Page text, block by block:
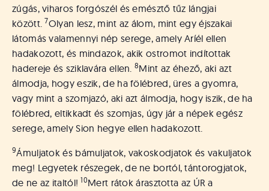
zúgás, viharos forgószél és emésztő tűz lángjai
között. 7Olyan lesz, mint az álom, mint egy éjszakai
látomás valamennyi nép serege, amely Aríél ellen
hadakozott, és mindazok, akik ostromot indítottak
hadereje és sziklavára ellen.8Mint az éhező, aki azt
álmodja, hogy eszik, de ha fölébred, üres a gyomra,
vagy mint a szomjazó, aki azt álmodja, hogy iszik, de ha
fölébred, eltikkadt és szomjas, úgy jár a népek egész
serege, amely Sion hegye ellen hadakozott.
9Ámuljatok és bámuljatok, vakoskodjatok és vakuljatok
meg! Legyetek részegek, de ne bortól, tántorogjatok,
de ne az italtól! 10Mert rátok árasztotta az ÚR a